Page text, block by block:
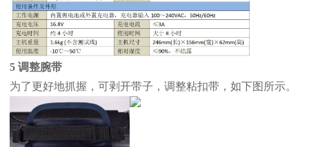
5 调整腕带
为了更好地抓握，可剥开带子，调整粘扣带，如下图所示。